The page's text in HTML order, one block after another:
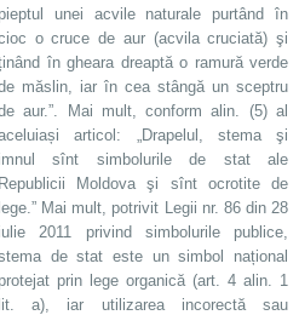
pieptul unei acvile naturale purtând în
o cruce de aur (acvila cruciată) şi
în gheara dreaptă o ramură verde
măslin, iar în cea stângă un sceptru
aur.”. Mai mult, conform alin. (5) al
articol: „Drapelul, stema şi
imnul sînt simbolurile de stat ale
Republicii Moldova şi sînt ocrotite de
lege.” Mai mult, potrivit Legii nr. 86 din 28
iulie 2011 privind simbolurile publice,
de stat este un simbol național
protejat prin lege organică (art. 4 alin. 1
lit. a), iar utilizarea incorectă sau